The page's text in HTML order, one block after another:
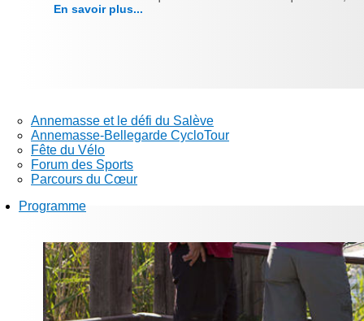
En savoir plus...
Annemasse et le défi du Salève
Annemasse-Bellegarde CycloTour
Fête du Vélo
Forum des Sports
Parcours du Cœur
Programme